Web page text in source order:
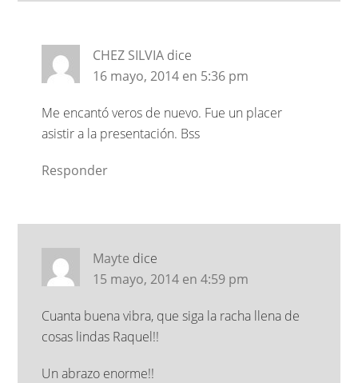
CHEZ SILVIA dice
16 mayo, 2014 en 5:36 pm
Me encantó veros de nuevo. Fue un placer
asistir a la presentación. Bss
Responder
Mayte dice
15 mayo, 2014 en 4:59 pm
Cuanta buena vibra, que siga la racha llena de
cosas lindas Raquel!!
Un abrazo enorme!!